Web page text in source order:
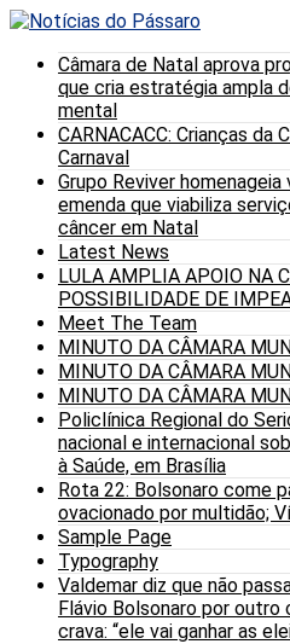
Câmara de Natal aprova
que cria estratégia ampla
mental
CARNACACC: Crianças da
Carnaval
Grupo Reviver
emenda que viabiliza
câncer em Natal
Latest News
LULA AMPLIA APOIO NA
POSSIBILIDADE DE
Meet The Team
MINUTO DA CÂMARA
MINUTO DA CÂMARA
MINUTO DA CÂMARA
Policlínica Regional do
nacional e internacional
à Saúde, em Brasília
Rota 22: Bolsonaro come
ovacionado por multidão;
Sample Page
Typography
Valdemar diz que não
Flávio Bolsonaro por
crava: “ele vai ganhar as